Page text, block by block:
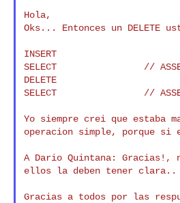
Hola,
Oks... Entonces un DELETE
INSERT
SELECT                //
DELETE
SELECT                //
Yo siempre crei que estaba
operacion simple, porque
A Dario Quintana: Gracias!,
ellos la deben tener clara..
Gracias a todos por las